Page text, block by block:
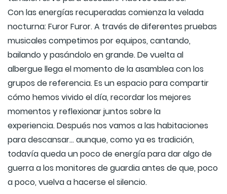
Con las energías recuperadas comienza la velada
nocturna: Furor Furor. A través de diferentes pruebas
musicales competimos por equipos, cantando,
bailando y pasándolo en grande. De vuelta al
albergue llega el momento de la asamblea con los
grupos de referencia. Es un espacio para compartir
cómo hemos vivido el día, recordar los mejores
momentos y reflexionar juntos sobre la
experiencia. Después nos vamos a las habitaciones
para descansar... aunque, como ya es tradición,
todavía queda un poco de energía para dar algo de
guerra a los monitores de guardia antes de que, poco
a poco, vuelva a hacerse el silencio.